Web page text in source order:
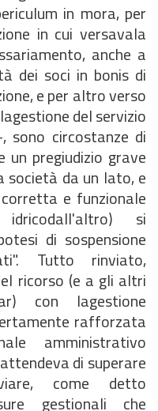
in mora, per
in cui versavala
anche a
dei soci in bonis di
e per altro verso
del servizio
sono circostanze di
pregiudizio grave
società da un lato, e
e funzionale
si
di sospensione
Tutto rinviato,
ricorso (e a gli altri
con lagestione
rafforzata
amministrativo
di superare
come detto
gestionali che